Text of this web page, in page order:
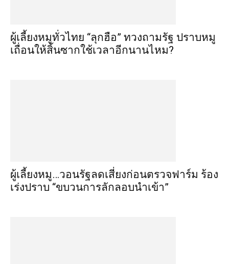
ผู้เลี้ยงหมูทั่วไทย “ลุกฮือ” ทวงถามรัฐ ปราบหมู
เถื่อนให้สิ้นซากใช้เวลาอีกนานไหม?
ผู้เลี้ยงหมู…วอนรัฐลดเสี่ยงก่อนตรวจฟาร์ม ร้อง
เร่งปราบ “ขบวนการลักลอบนำเข้า”